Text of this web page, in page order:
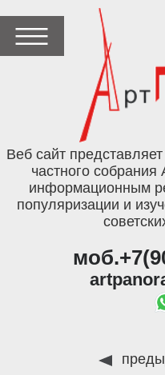
Веб сайт
частного
информационным
популяризации и